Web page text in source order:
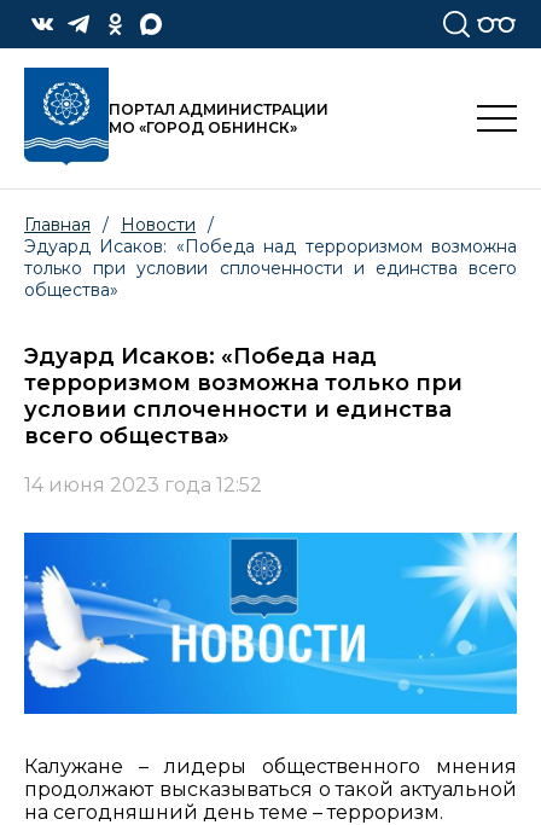
ПОРТАЛ АДМИНИСТРАЦИИ
МО «ГОРОД ОБНИНСК»
Главная / Новости
/
Эдуард Исаков: «Победа над терроризмом возможна
только при условии сплоченности и единства всего
общества»
Эдуард Исаков: «Победа над
терроризмом возможна только при
условии сплоченности и единства
всего общества»
14 июня 2023 года 12:52
Калужане – лидеры общественного мнения
продолжают высказываться о такой актуальной
на сегодняшний день теме – терроризм.